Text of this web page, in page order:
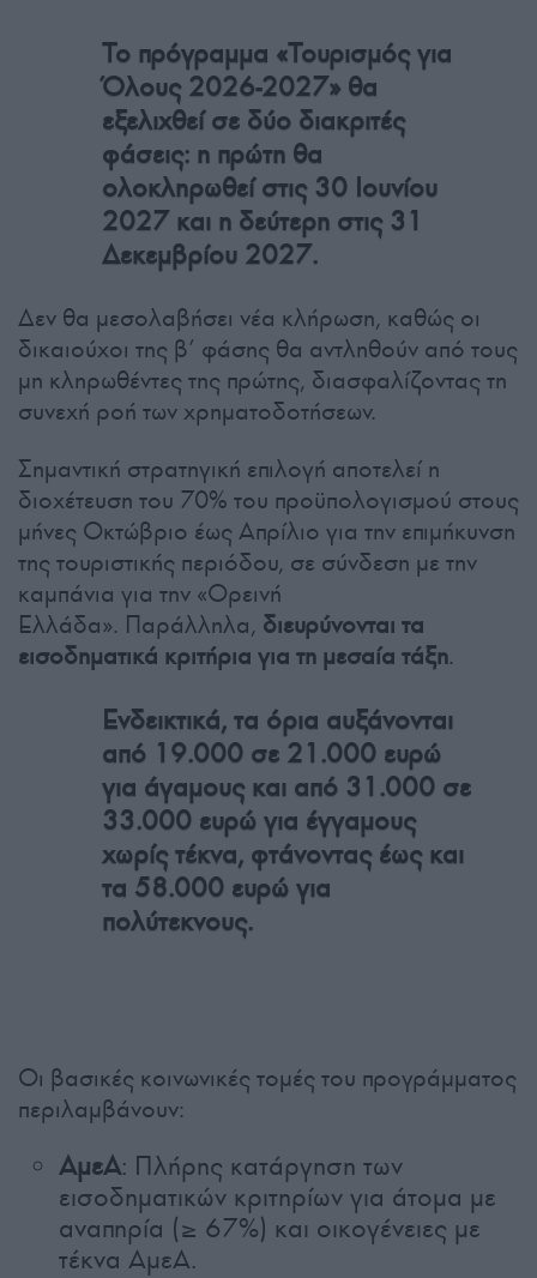
Το πρόγραμμα «Τουρισμός για
Όλους 2026-2027» θα
εξελιχθεί σε δύο διακριτές
φάσεις: η πρώτη θα
ολοκληρωθεί στις 30 Ιουνίου
2027 και η δεύτερη στις 31
Δεκεμβρίου 2027.
Δεν θα μεσολαβήσει νέα κλήρωση, καθώς οι
δικαιούχοι της β’ φάσης θα αντληθούν από τους
μη κληρωθέντες της πρώτης, διασφαλίζοντας τη
συνεχή ροή των χρηματοδοτήσεων.
Σημαντική στρατηγική επιλογή αποτελεί η
διοχέτευση του 70% του προϋπολογισμού στους
μήνες Οκτώβριο έως Απρίλιο για την επιμήκυνση
της τουριστικής περιόδου, σε σύνδεση με την
καμπάνια για την «Ορεινή
Ελλάδα». Παράλληλα, διευρύνονται τα
εισοδηματικά κριτήρια για τη μεσαία τάξη.
Ενδεικτικά, τα όρια αυξάνονται
από 19.000 σε 21.000 ευρώ
για άγαμους και από 31.000 σε
33.000 ευρώ για έγγαμους
χωρίς τέκνα, φτάνοντας έως και
τα 58.000 ευρώ για
πολύτεκνους.
Οι βασικές κοινωνικές τομές του προγράμματος
περιλαμβάνουν:
ΑμεΑ: Πλήρης κατάργηση των
εισοδηματικών κριτηρίων για άτομα με
αναπηρία (≥ 67%) και οικογένειες με
τέκνα ΑμεΑ.